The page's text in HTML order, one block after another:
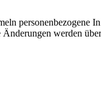
personenbezogene
werden